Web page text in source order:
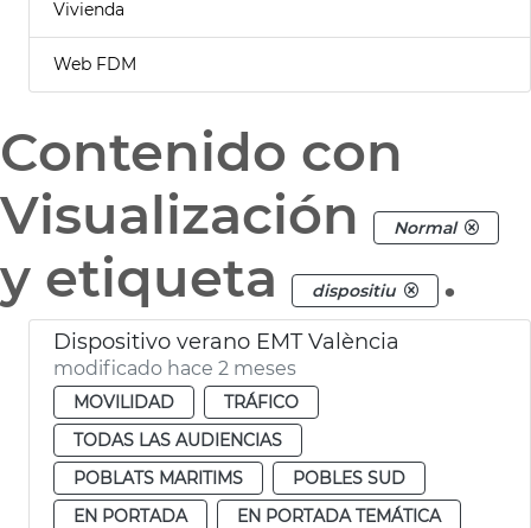
Vivienda
Web FDM
Contenido con
Visualización
Normal
y etiqueta dispositiu .
Dispositivo verano EMT València
modificado hace 2 meses
MOVILIDAD
TRÁFICO
TODAS LAS AUDIENCIAS
POBLATS MARITIMS
POBLES SUD
EN PORTADA
EN PORTADA TEMÁTICA